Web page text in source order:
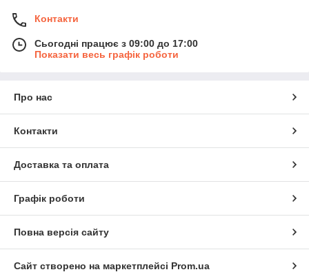
Контакти
Сьогодні працює з 09:00 до 17:00
Показати весь графік роботи
Про нас
Контакти
Доставка та оплата
Графік роботи
Повна версія сайту
Сайт створено на маркетплейсі Prom.ua